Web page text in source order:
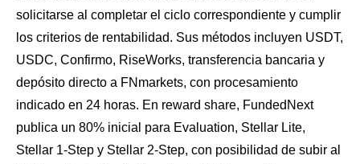
solicitarse al completar el ciclo correspondiente y cumplir
los criterios de rentabilidad. Sus métodos incluyen USDT,
USDC, Confirmo, RiseWorks, transferencia bancaria y
depósito directo a FNmarkets, con procesamiento
indicado en 24 horas. En reward share, FundedNext
publica un 80% inicial para Evaluation, Stellar Lite,
Stellar 1-Step y Stellar 2-Step, con posibilidad de subir al